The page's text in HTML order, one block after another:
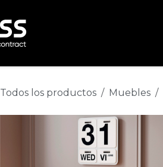
Todos los productos Muebles